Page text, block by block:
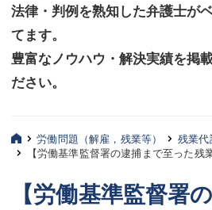
お客様へ
みずほ中央の特長・実質編
みずほ中央の特長・形式編
三平 聡史
酒井 博之
法律・判例を熟知した弁護士が
てます。
豊富なノウハウ・解決実績を掲
ださい。
お客様へ
みずほ中央の特長・実質編
みずほ中央の特長・形式編
三平 聡史
酒井 博之
労働問題（解雇，残業等）
残業代
【労働基準監督署の逮捕まで至った残
【労働基準監督署